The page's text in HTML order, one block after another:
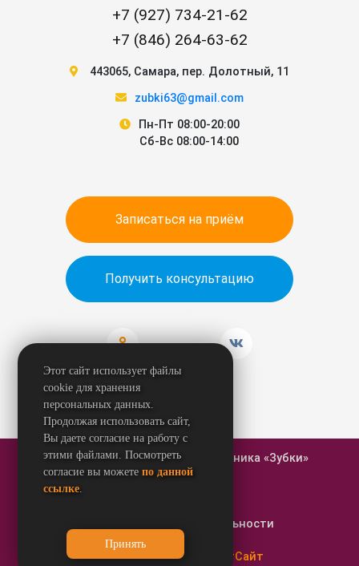
+7 (927) 734-21-62
+7 (846) 264-63-62
443065, Самара, пер. Долотный, 11
zubki63@gmail.com
Пн-Пт 08:00-20:00
Сб-Вс 08:00-14:00
Записаться на приём
Получить консультацию
© 2026 Стоматологическая клиника «Зубки»
Политика конфиденциальности
Создание сайтов - РостСайт
Этот сайт использует файлы
cookie для хранения
персональных данных.
Продолжая использовать сайт,
Вы даете согласие на работу с
этими файлами. Посмотреть
согласие вы можетепо данной
ссылке